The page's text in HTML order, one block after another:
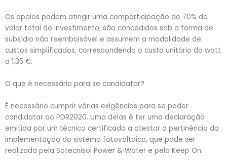
Os apoios podem atingir uma comparticipação de 70% do
valor total do investimento, são concedidos sob a forma de
subsídio não reembolsável e assumem a modalidade de
custos simplificados, correspondendo o custo unitário do watt
a 1,35 €.
O que é necessário para se candidatar?
É necessário cumprir várias exigências para se poder
candidatar ao PDR2020. Uma delas é ter uma declaração
emitida por um técnico certificado a atestar a pertinência da
implementação do sistema fotovoltaico, que pode ser
realizada pela Sotecnisol Power & Water e pela Keep On.